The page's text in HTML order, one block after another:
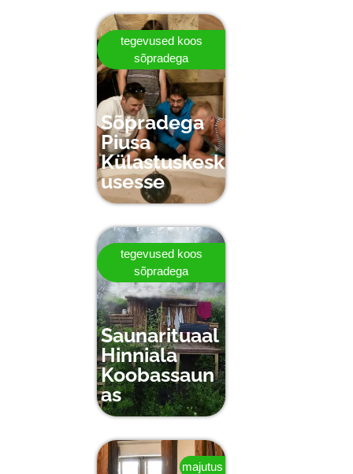
tegevused koos
sõpradega
Sõpradega
Piusa
Külastuskesk
usesse
tegevused koos
sõpradega
Saunarituaal
Hinniala
Koobassaun
as
majutus